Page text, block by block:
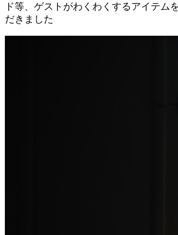
ド等、ゲストがわくわくするアイテム
だきました